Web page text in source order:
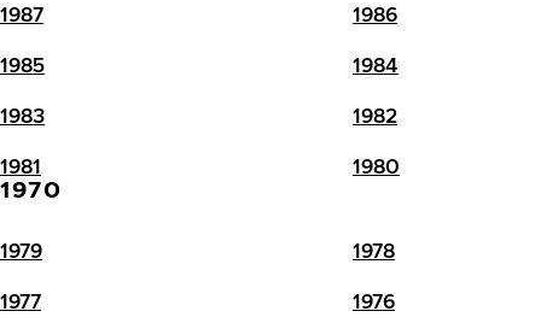
1987 1986
1985 1984
1983 1982
1981 1980
1970
1979 1978
1977 1976